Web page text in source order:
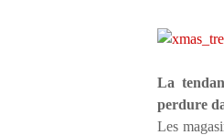
La
perdure
Les